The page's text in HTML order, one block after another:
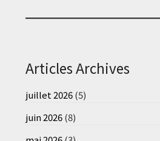
Articles Archives
juillet 2026(5)
juin 2026(8)